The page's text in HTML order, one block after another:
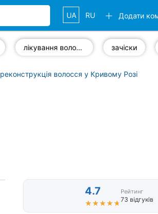
Додати
UA RU
лікування волосся зачіски
реконструкція волосся у Кривому Розі
4.7
★★★★★
★★★★★
Рейтинг
73 відгуків